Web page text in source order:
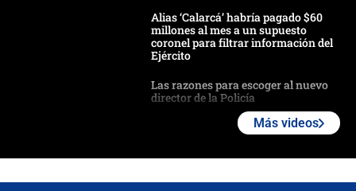
Alias ‘Calarcá’ habría pagado $60
millones al mes a un supuesto
coronel para filtrar información del
Ejército
Las razones para escoger al nuevo
director de la Policía
Más videos